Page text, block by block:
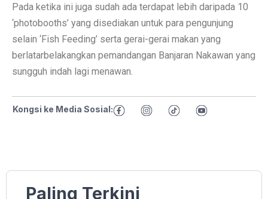
Pada ketika ini juga sudah ada terdapat lebih daripada 10
‘photobooths’ yang disediakan untuk para pengunjung
selain ‘Fish Feeding’ serta gerai-gerai makan yang
berlatarbelakangkan pemandangan Banjaran Nakawan yang
sungguh indah lagi menawan.
Kongsi ke Media Sosial:
Paling Terkini